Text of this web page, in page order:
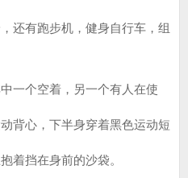
还有跑步机，健身自行车，组
个空着，另一个有人在使
背心，下半身穿着黑色运动短
着挡在身前的沙袋。